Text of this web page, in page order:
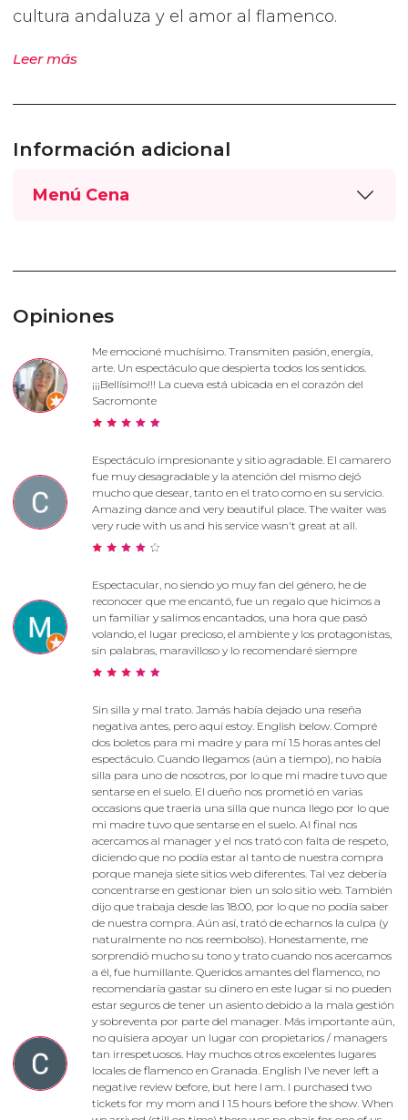
cultura andaluza y el amor al flamenco.
Leer más
Información adicional
Menú Cena
Opiniones
Me emocioné muchísimo. Transmiten pasión, energía,
arte. Un espectáculo que despierta todos los sentidos.
¡¡¡Bellísimo!!! La cueva está ubicada en el corazón del
Sacromonte
Espectáculo impresionante y sitio agradable. El camarero
fue muy desagradable y la atención del mismo dejó
mucho que desear, tanto en el trato como en su servicio.
Amazing dance and very beautiful place. The waiter was
very rude with us and his service wasn't great at all.
Espectacular, no siendo yo muy fan del género, he de
reconocer que me encantó, fue un regalo que hicimos a
un familiar y salimos encantados, una hora que pasó
volando, el lugar precioso, el ambiente y los protagonistas,
sin palabras, maravilloso y lo recomendaré siempre
Sin silla y mal trato. Jamás había dejado una reseña
negativa antes, pero aquí estoy. English below. Compré
dos boletos para mi madre y para mí 1.5 horas antes del
espectáculo. Cuando llegamos (aún a tiempo), no había
silla para uno de nosotros, por lo que mi madre tuvo que
sentarse en el suelo. El dueño nos prometió en varias
occasions que traeria una silla que nunca llego por lo que
mi madre tuvo que sentarse en el suelo. Al final nos
acercamos al manager y el nos trató con falta de respeto,
diciendo que no podía estar al tanto de nuestra compra
porque maneja siete sitios web diferentes. Tal vez debería
concentrarse en gestionar bien un solo sitio web. También
dijo que trabaja desde las 18:00, por lo que no podía saber
de nuestra compra. Aún así, trató de echarnos la culpa (y
naturalmente no nos reembolso). Honestamente, me
sorprendió mucho su tono y trato cuando nos acercamos
a él, fue humillante. Queridos amantes del flamenco, no
recomendaría gastar su dinero en este lugar si no pueden
estar seguros de tener un asiento debido a la mala gestión
y sobreventa por parte del manager. Más importante aún,
no quisiera apoyar un lugar con propietarios / managers
tan irrespetuosos. Hay muchos otros excelentes lugares
locales de flamenco en Granada. English I’ve never left a
negative review before, but here I am. I purchased two
tickets for my mom and I 1.5 hours before the show. When